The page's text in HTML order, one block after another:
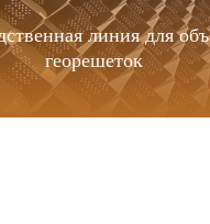
линия для
георешеток